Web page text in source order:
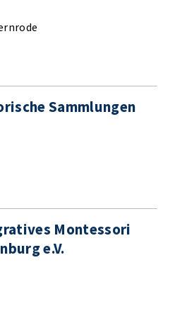
Sammlungen
Montessori
e.V.